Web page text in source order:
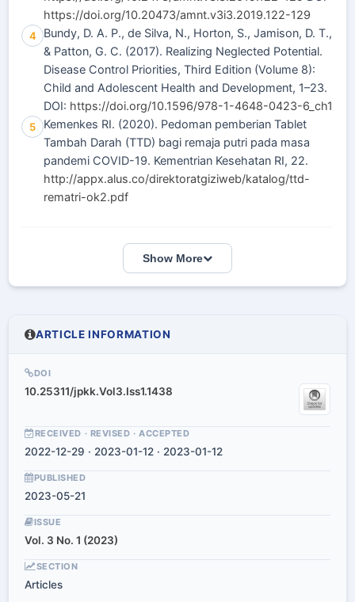
https://doi.org/10.20473/amnt.v3i3.2019.122-129
4
Bundy, D. A. P., de Silva, N., Horton, S., Jamison, D. T.,
& Patton, G. C. (2017). Realizing Neglected Potential.
Disease Control Priorities, Third Edition (Volume 8):
Child and Adolescent Health and Development, 1–23.
DOI: https://doi.org/10.1596/978-1-4648-0423-6_ch1
5
Kemenkes RI. (2020). Pedoman pemberian Tablet
Tambah Darah (TTD) bagi remaja putri pada masa
pandemi COVID-19. Kementrian Kesehatan RI, 22.
http://appx.alus.co/direktoratgiziweb/katalog/ttd-
rematri-ok2.pdf
Show More
ARTICLE INFORMATION
DOI
10.25311/jpkk.Vol3.Iss1.1438
RECEIVED · REVISED · ACCEPTED
2022-12-29 · 2023-01-12 · 2023-01-12
PUBLISHED
2023-05-21
ISSUE
Vol. 3 No. 1 (2023)
SECTION
Articles